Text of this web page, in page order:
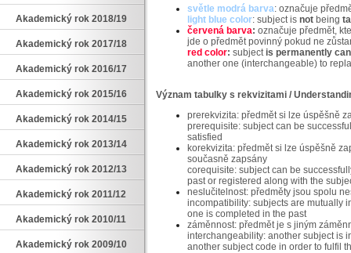
Akademický rok 2018/19
Akademický rok 2017/18
Akademický rok 2016/17
Akademický rok 2015/16
Akademický rok 2014/15
Akademický rok 2013/14
Akademický rok 2012/13
Akademický rok 2011/12
Akademický rok 2010/11
Akademický rok 2009/10
světle modrá barva: označuje
light blue color: subject is not being
červená barva: označuje předmět,
jde o předmět povinný pokud ne
red color: subject is permanently
another one (interchangeable) to
Význam tabulky s rekvizitami /
prerekvizita: předmět si lze úspěšně
prerequisite: subject can be
satisfied
korekvizita: předmět si lze úspěšně
současně zapsány
corequisite: subject can be
past or registered along with the
neslučitelnost: předměty jsou spolu
incompatibility: subjects are mutually
one is completed in the past
záměnnost: předmět je s jiným
interchangeability: another subject is
another subject code in order to fulfil